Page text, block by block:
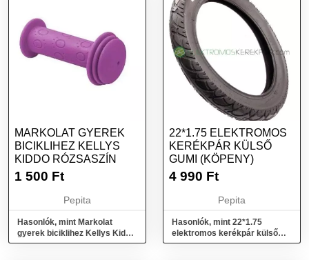
MARKOLAT GYEREK
BICIKLIHEZ KELLYS
KIDDO RÓZSASZÍN
1 500 Ft
Pepita
Hasonlók, mint Markolat
gyerek biciklihez Kellys Kiddo
rózsaszín
22*1.75 ELEKTROMOS
KERÉKPÁR KÜLSŐ
GUMI (KÖPENY)
4 990 Ft
Pepita
Hasonlók, mint 22*1.75
elektromos kerékpár külső
gumi (köpeny)